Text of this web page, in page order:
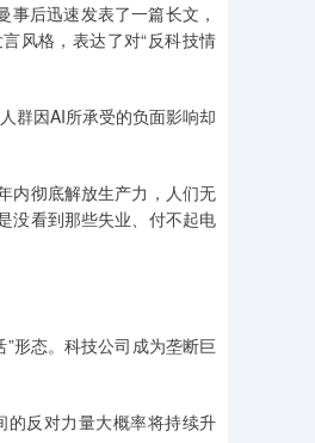
后迅速发表了一篇长文，
风格，表达了对“反科技情
群因AI所承受的负面影响却
内彻底解放生产力，人们无
没看到那些失业、付不起电
形态。科技公司成为垄断巨
的反对力量大概率将持续升